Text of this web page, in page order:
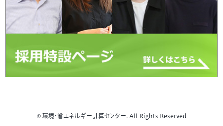
© 環境・省エネルギー計算センター. All Rights Reserved